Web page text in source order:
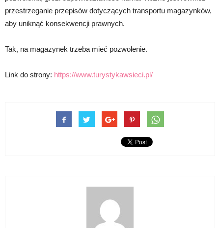
przestrzeganie przepisów dotyczących transportu magazynków,
aby uniknąć konsekwencji prawnych.
Tak, na magazynek trzeba mieć pozwolenie.
Link do strony: https://www.turystykawsieci.pl/